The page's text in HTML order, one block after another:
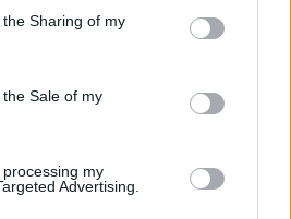
Sharing of my
Sale of my
my
Advertising.
αθλητών του ποδοσφαίρου
χιλιάδες ανθρώπους που
φυσιοθεραπευτή με
και με μετεκπαίδευση,
όταν πάσχουν από
του επιπέδου της ζωής
ή πάσχουν από